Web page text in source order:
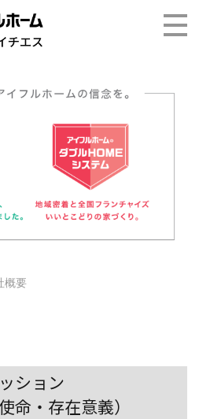
概要
ション
命・存在意義）